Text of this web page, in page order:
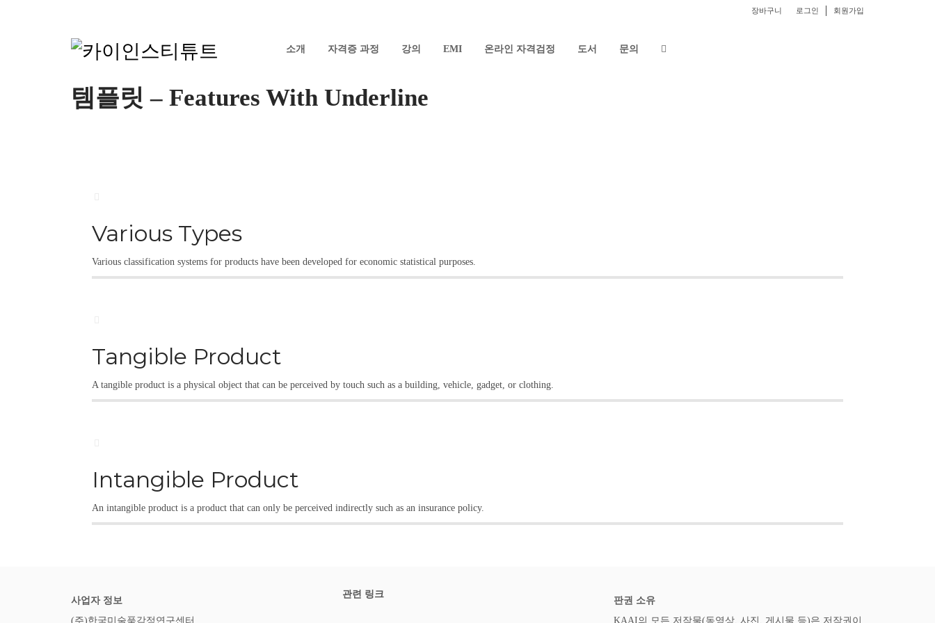
로그인 회원가입
장바구니
소개 자격증 과정 강의 EMI 온라인 자격검정 도서 문의
템플릿 – Features With Underline
Various Types
Various classification systems for products have been developed for economic statistical purposes.
Tangible Product
A tangible product is a physical object that can be perceived by touch such as a building, vehicle, gadget, or clothing.
Intangible Product
An intangible product is a product that can only be perceived indirectly such as an insurance policy.
사업자 정보
(주)한국미술품감정연구센터
관련 링크
판권 소유
KAAI의 모든 저작물(동영상, 사진, 게시물 등)은 저작권이